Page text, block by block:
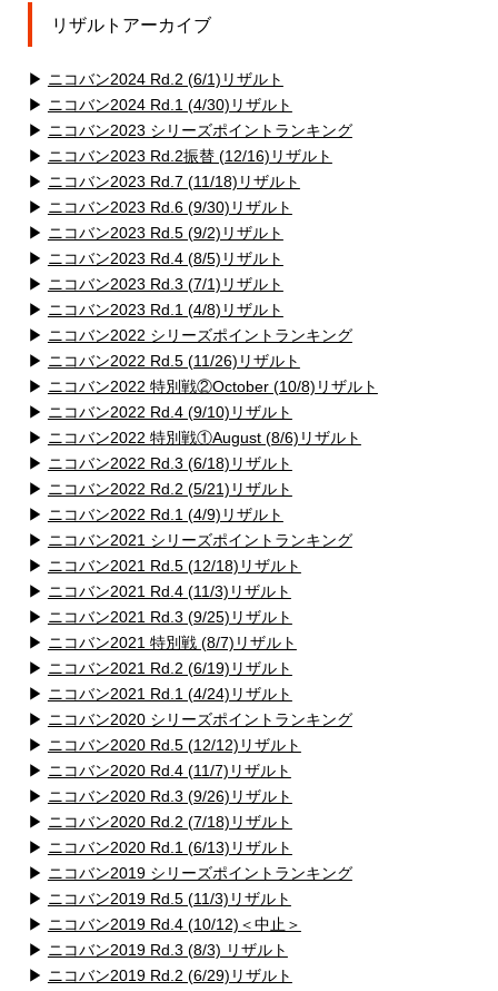
リザルトアーカイブ
▶ ニコバン2024 Rd.2 (6/1)リザルト
▶ ニコバン2024 Rd.1 (4/30)リザルト
▶ ニコバン2023 シリーズポイントランキング
▶ ニコバン2023 Rd.2振替 (12/16)リザルト
▶ ニコバン2023 Rd.7 (11/18)リザルト
▶ ニコバン2023 Rd.6 (9/30)リザルト
▶ ニコバン2023 Rd.5 (9/2)リザルト
▶ ニコバン2023 Rd.4 (8/5)リザルト
▶ ニコバン2023 Rd.3 (7/1)リザルト
▶ ニコバン2023 Rd.1 (4/8)リザルト
▶ ニコバン2022 シリーズポイントランキング
▶ ニコバン2022 Rd.5 (11/26)リザルト
▶ ニコバン2022 特別戦②October (10/8)リザルト
▶ ニコバン2022 Rd.4 (9/10)リザルト
▶ ニコバン2022 特別戦①August (8/6)リザルト
▶ ニコバン2022 Rd.3 (6/18)リザルト
▶ ニコバン2022 Rd.2 (5/21)リザルト
▶ ニコバン2022 Rd.1 (4/9)リザルト
▶ ニコバン2021 シリーズポイントランキング
▶ ニコバン2021 Rd.5 (12/18)リザルト
▶ ニコバン2021 Rd.4 (11/3)リザルト
▶ ニコバン2021 Rd.3 (9/25)リザルト
▶ ニコバン2021 特別戦 (8/7)リザルト
▶ ニコバン2021 Rd.2 (6/19)リザルト
▶ ニコバン2021 Rd.1 (4/24)リザルト
▶ ニコバン2020 シリーズポイントランキング
▶ ニコバン2020 Rd.5 (12/12)リザルト
▶ ニコバン2020 Rd.4 (11/7)リザルト
▶ ニコバン2020 Rd.3 (9/26)リザルト
▶ ニコバン2020 Rd.2 (7/18)リザルト
▶ ニコバン2020 Rd.1 (6/13)リザルト
▶ ニコバン2019 シリーズポイントランキング
▶ ニコバン2019 Rd.5 (11/3)リザルト
▶ ニコバン2019 Rd.4 (10/12)＜中止＞
▶ ニコバン2019 Rd.3 (8/3) リザルト
▶ ニコバン2019 Rd.2 (6/29)リザルト